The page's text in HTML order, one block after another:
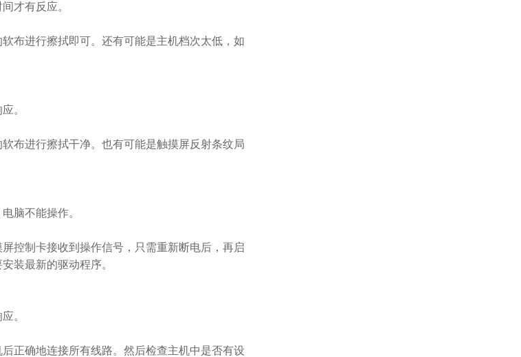
才有反应。
进行擦拭即可。还有可能是主机档次太低，如
。
进行擦拭干净。也有可能是触摸屏反射条纹局
脑不能操作。
制卡接收到操作信号，只需重新断电后，再启
装最新的驱动程序。
。
确地连接所有线路。然后检查主机中是否有设